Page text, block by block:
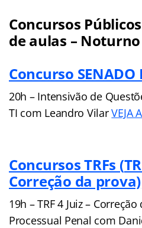
Concursos
de aulas – Noturno
Concurso SENADO
20h – Intensivão de
TI com Leandro VilarVEJA
Concursos TRFs (
Correção da prova)
19h –TRF 4 Juiz –
Processual Penal com